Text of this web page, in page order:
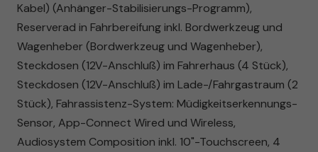
Kabel) (Anhänger-Stabilisierungs-Programm),
Reserverad in Fahrbereifung inkl. Bordwerkzeug und
Wagenheber (Bordwerkzeug und Wagenheber),
Steckdosen (12V-Anschluß) im Fahrerhaus (4 Stück),
Steckdosen (12V-Anschluß) im Lade-/Fahrgastraum (2
Stück), Fahrassistenz-System: Müdigkeitserkennungs-
Sensor, App-Connect Wired und Wireless,
Audiosystem Composition inkl. 10"-Touchscreen, 4